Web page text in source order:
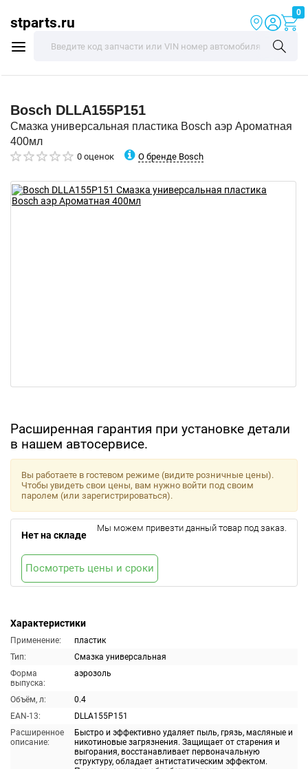
stparts.ru
0
Bosch DLLA155P151
Смазка универсальная пластика Bosch аэр Ароматная
400мл
0 оценок О бренде Bosch
Расширенная гарантия при установке детали
в нашем автосервисе.
Характеристики
Применение:
пластик
Тип:
Смазка универсальная
Форма
выпуска:
аэрозоль
Объём, л:
0.4
EAN-13:
DLLA155P151
Расширенное
описание:
Быстро и эффективно удаляет пыль, грязь, масляные и
никотиновые загрязнения. Защищает от старения и
выгорания, восстанавливает первоначальную
структуру, обладает антистатическим эффектом.
Вы работаете в гостевом режиме (видите розничные цены).
Чтобы увидеть свои цены, вам нужно войти под своим
паролем (или зарегистрироваться).
Нет на складе
Мы можем привезти данный товар под заказ.
Посмотреть цены и сроки